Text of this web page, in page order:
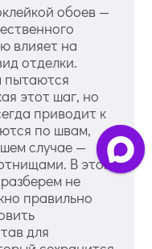
обоев —
влияет на
отделки.
пытаются
этот шаг, но
приводит к
по швам,
случае —
В этой
не
правильно
для